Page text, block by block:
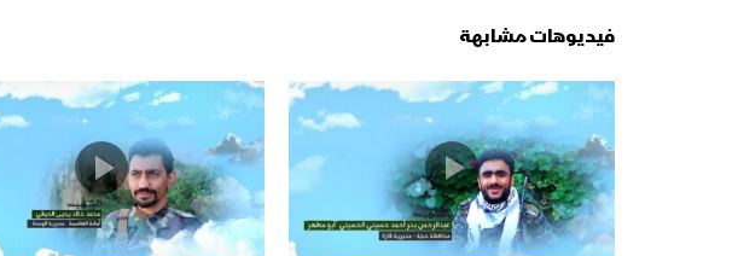
فيديوهات مشابهة